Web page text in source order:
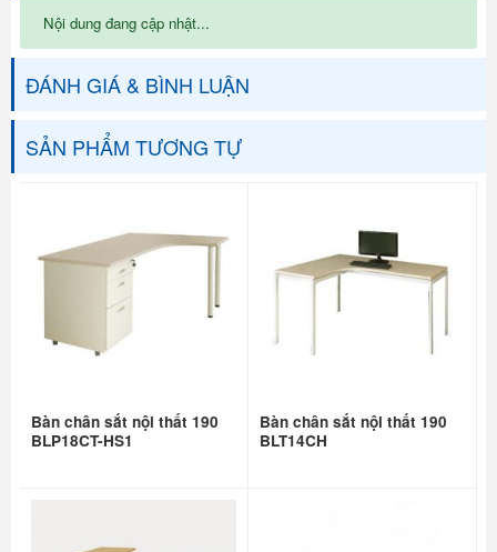
Nội dung đang cập nhật...
ĐÁNH GIÁ & BÌNH LUẬN
SẢN PHẨM TƯƠNG TỰ
Bàn chân sắt nội thất 190
BLP18CT-HS1
Bàn chân sắt nội thất 190
BLT14CH